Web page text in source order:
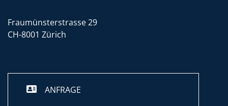
Fraumünsterstrasse 29
CH-8001 Zürich
ANFRAGE